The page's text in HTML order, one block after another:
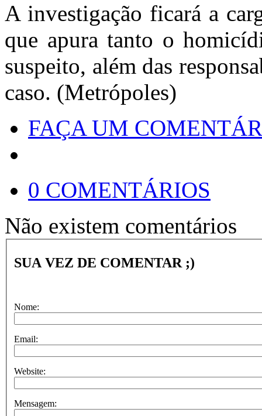
A investigação ficará a
que apura tanto o
suspeito, além das
caso. (Metrópoles)
FAÇA UM
0 COMENTÁRIOS
Não existem comentários
SUA VEZ DE COMENTAR ;)
Nome:
Email:
Website:
Mensagem: